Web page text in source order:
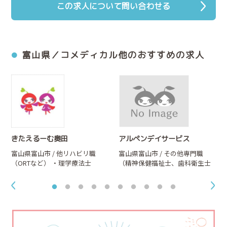
この求人について問い合わせる
富山県／コメディカル他のおすすめの求人
きたえるーむ奥田
富山県富山市 / 他リハビリ職
（ORTなど）
・理学療法士
アルペンデイサービス
富山県富山市 / その他専門職
（精神保健福祉士、歯科衛生士